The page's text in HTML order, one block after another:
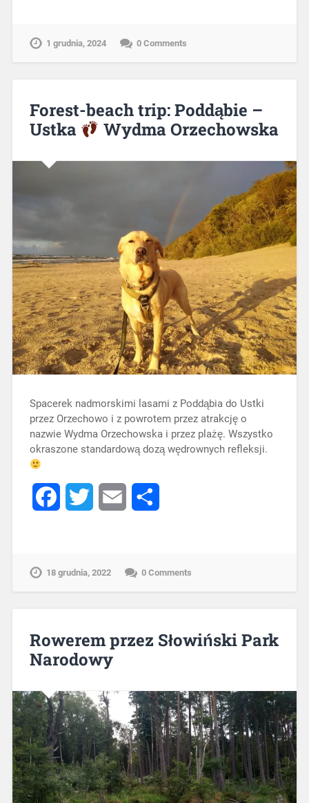
1 grudnia, 2024 0 Comments
Forest-beach trip: Poddąbie –
Ustka
Wydma Orzechowska
Spacerek nadmorskimi lasami z Poddąbia do Ustki
przez Orzechowo i z powrotem przez atrakcję o
nazwie Wydma Orzechowska i przez plażę. Wszystko
okraszone standardową dozą wędrownych refleksji.
FacebookTwitter Email
18 grudnia, 2022 0 Comments
Rowerem przez Słowiński Park
Narodowy